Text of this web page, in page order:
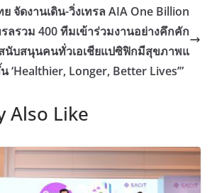
ย จัดงานเดิน-วิ่งเทรล AIA One Billion
ลรวม 400 ทีมเข้าร่วมงานอย่างคึกคัก
นับสนุนคนทั่วเอเชียแปซิฟิกมีสุขภาพแ
‘Healthier, Longer, Better Lives’”
Also Like